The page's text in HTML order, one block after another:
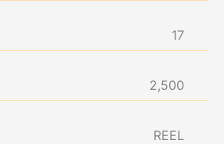
17
2,500
REEL